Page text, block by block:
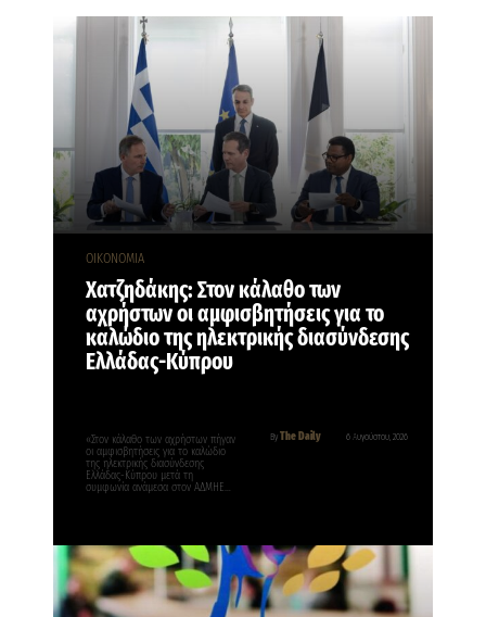
ΟΙΚΟΝΟΜΙΑ
Χατζηδάκης: Στον κάλαθο των
αχρήστων οι αμφισβητήσεις για το
καλώδιο της ηλεκτρικής διασύνδεσης
Ελλάδας-Κύπρου
By The Daily 6 Αυγούστου, 2026
«Στον κάλαθο των αχρήστων πήγαν
οι αμφισβητήσεις για το καλώδιο
της ηλεκτρικής διασύνδεσης
Ελλάδας-Κύπρου μετά τη
συμφωνία ανάμεσα στον ΑΔΜΗΕ…